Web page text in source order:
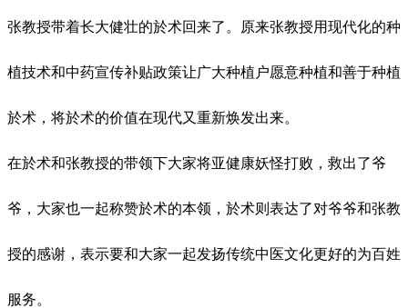
张教授带着长大健壮的於术回来了。原来张教授用现代化的种
植技术和中药宣传补贴政策让广大种植户愿意种植和善于种植
於术，将於术的价值在现代又重新焕发出来。
在於术和张教授的带领下大家将亚健康妖怪打败，救出了爷
爷，大家也一起称赞於术的本领，於术则表达了对爷爷和张教
授的感谢，表示要和大家一起发扬传统中医文化更好的为百姓
服务。